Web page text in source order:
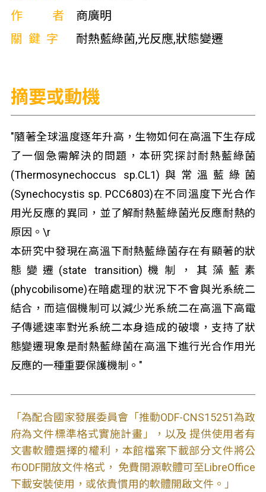
作者
商廣明
關鍵字
耐熱藍綠菌,光反應,狀態變遷
摘要或動機
"隨著全球溫度逐年升高，生物如何在高溫下生存成
了一個急需解決的問題，本研究探討耐熱藍綠菌
(Thermosynechoccus sp.CL1)與常溫藍綠菌
(Synechocystis sp. PCC6803)在不同溫度下光合作
用光反應的異同，並了解耐熱藍綠菌光反應耐熱的
原因。\r
本研究中發現在高溫下耐熱藍綠菌存在有顯著的狀
態變遷(state transition)機制，其藻藍素
(phycobilisome)在暗處理的狀況下不會與光系統二
結合，而這個機制可以減少光系統二在高溫下高電
子傳遞速率對光系統二本身造成的破壞，支持了狀
態變遷現象是耐熱藍綠菌在高溫下進行光合作用光
反應的一種重要保護機制。"
「為配合國家發展委員會「推動ODF-CNS15251為政
府為文件標準格式實施計畫」，以及 提供使用者有
文書軟體選擇的權利，本館檔案下載部分文件將公
布ODF開放文件格式， 免費開源軟體可至LibreOffice
下載安裝使用，或依貴慣用的軟體開啟文件。」